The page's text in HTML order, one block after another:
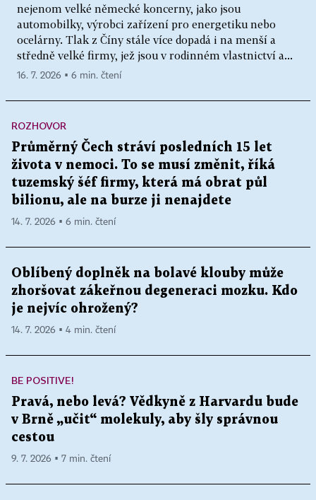
nejenom velké německé koncerny, jako jsou
automobilky, výrobci zařízení pro energetiku nebo
ocelárny. Tlak z Číny stále více dopadá i na menší a
středně velké firmy, jež jsou v rodinném vlastnictví a...
16. 7. 2026 ▪ 6 min. čtení
ROZHOVOR
Průměrný Čech stráví posledních 15 let
života v nemoci. To se musí změnit, říká
tuzemský šéf firmy, která má obrat půl
bilionu, ale na burze ji nenajdete
14. 7. 2026 ▪ 6 min. čtení
Oblíbený doplněk na bolavé klouby může
zhoršovat zákeřnou degeneraci mozku. Kdo
je nejvíc ohrožený?
14. 7. 2026 ▪ 4 min. čtení
BE POSITIVE!
Pravá, nebo levá? Vědkyně z Harvardu bude
v Brně „učit“ molekuly, aby šly správnou
cestou
9. 7. 2026 ▪ 7 min. čtení